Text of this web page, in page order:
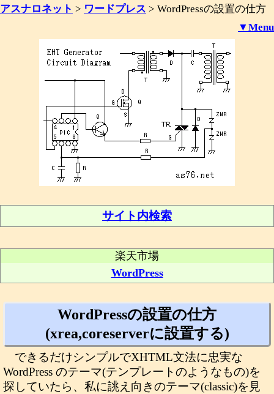
アスナロネット > ワードプレス > WordPressの設置の仕方
▼Menu
サイト内検索
楽天市場
WordPress
WordPressの設置の仕方
(xrea,coreserverに設置する)
できるだけシンプルでXHTML文法に忠実な
WordPress のテーマ(テンプレートのようなもの)を
探していたら、私に誂え向きのテーマ(classic)を見